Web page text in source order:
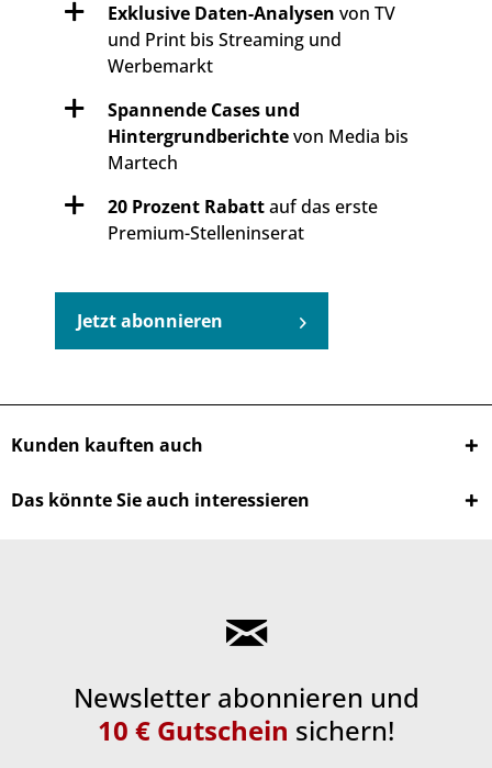
Exklusive Daten-Analysen von TV
und Print bis Streaming und
Werbemarkt
Spannende Cases und
Hintergrundberichtevon Media bis
Martech
20 Prozent Rabattauf das erste
Premium-Stelleninserat
Jetzt abonnieren
Kunden kauften auch
Das könnte Sie auch interessieren
Newsletter abonnieren und
10 € Gutschein sichern!